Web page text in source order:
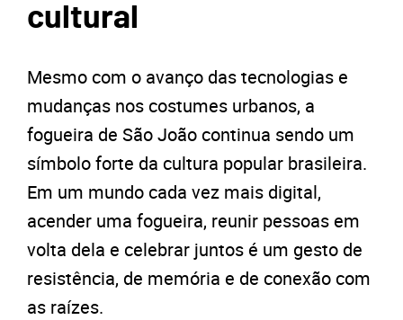
cultural
Mesmo com o avanço das tecnologias e
mudanças nos costumes urbanos, a
fogueira de São João continua sendo um
símbolo forte da cultura popular brasileira.
Em um mundo cada vez mais digital,
acender uma fogueira, reunir pessoas em
volta dela e celebrar juntos é um gesto de
resistência, de memória e de conexão com
as raízes.